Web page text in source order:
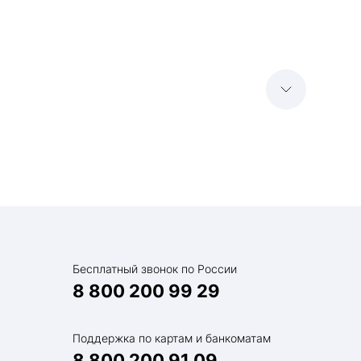
Бесплатный звонок по России
8 800 200 99 29
Поддержка по картам и банкоматам